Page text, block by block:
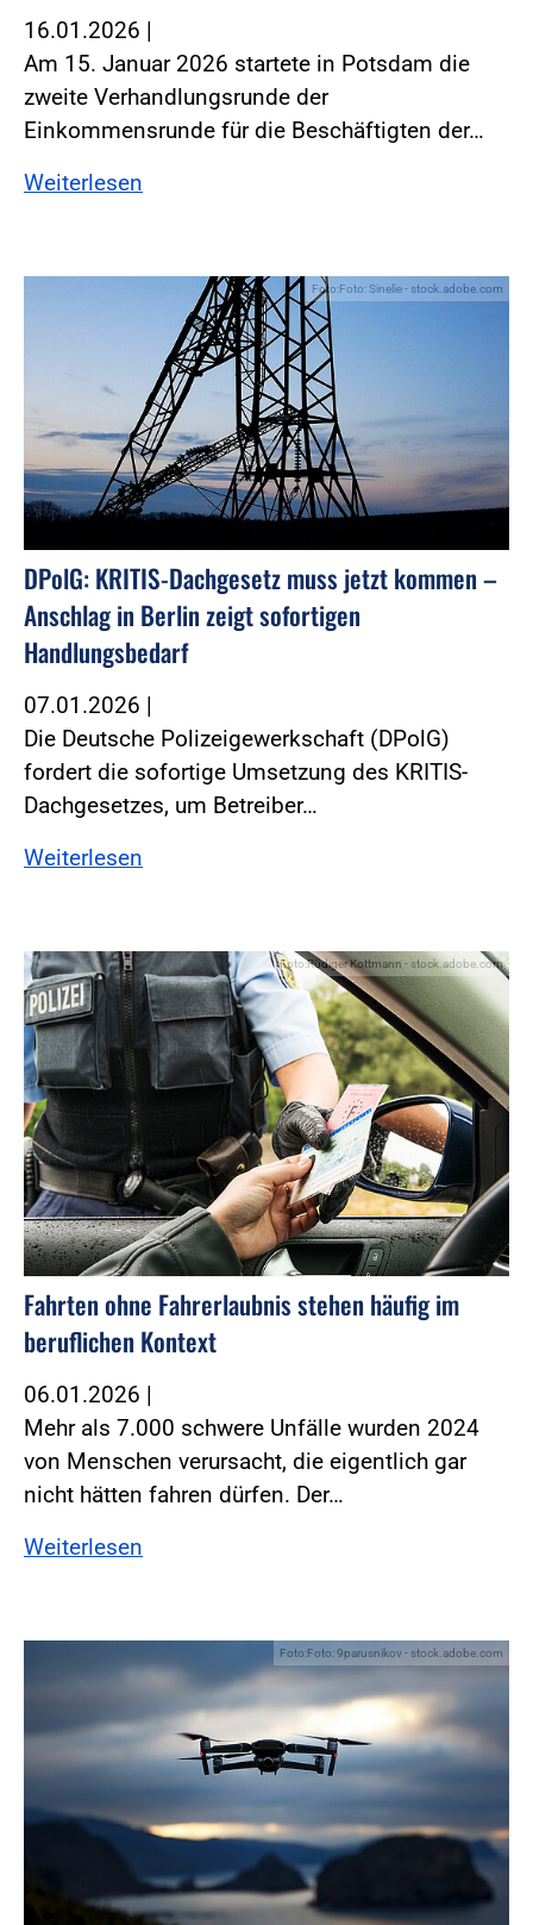
16.01.2026 |
Am 15. Januar 2026 startete in Potsdam die
zweite Verhandlungsrunde der
Einkommensrunde für die Beschäftigten der…
Weiterlesen
Foto:Foto: Sinelie - stock.adobe.com
DPolG: KRITIS-Dachgesetz muss jetzt kommen –
Anschlag in Berlin zeigt sofortigen
Handlungsbedarf
07.01.2026 |
Die Deutsche Polizeigewerkschaft (DPolG)
fordert die sofortige Umsetzung des KRITIS-
Dachgesetzes, um Betreiber…
Weiterlesen
Foto:Rüdiger Kottmann - stock.adobe.com
Fahrten ohne Fahrerlaubnis stehen häufig im
beruflichen Kontext
06.01.2026 |
Mehr als 7.000 schwere Unfälle wurden 2024
von Menschen verursacht, die eigentlich gar
nicht hätten fahren dürfen. Der…
Weiterlesen
Foto:Foto: 9parusnikov - stock.adobe.com